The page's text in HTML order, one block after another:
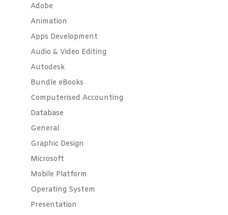
Adobe
Animation
Apps Development
Audio & Video Editing
Autodesk
Bundle eBooks
Computerised Accounting
Database
General
Graphic Design
Microsoft
Mobile Platform
Operating System
Presentation